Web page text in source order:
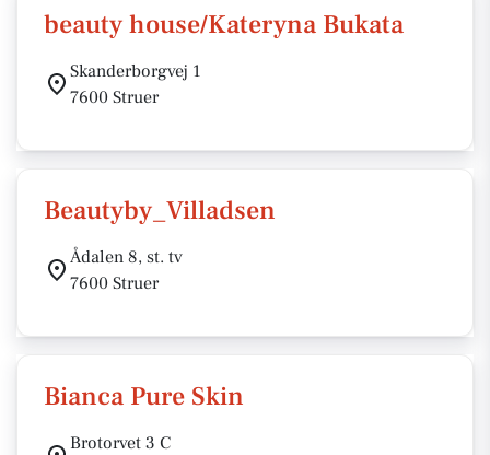
beauty house/Kateryna Bukata
Skanderborgvej 1
7600 Struer
Beautyby_Villadsen
Ådalen 8, st. tv
7600 Struer
Bianca Pure Skin
Brotorvet 3 C